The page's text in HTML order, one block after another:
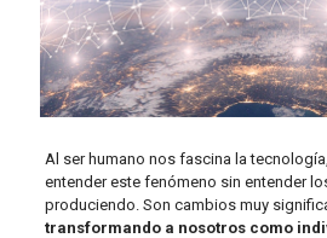
Al ser humano nos fascina la
entender este fenómeno sin entender
produciendo. Son cambios muy
transformando a nosotros como